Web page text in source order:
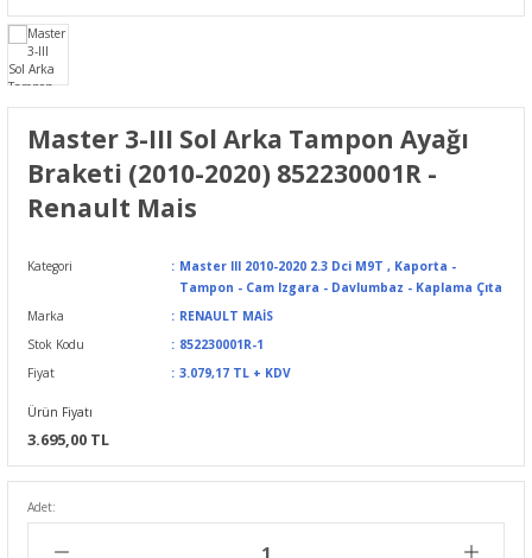
Master 3-III Sol Arka Tampon Ayağı
Braketi (2010-2020) 852230001R -
Renault Mais
Kategori Master III 2010-2020 2.3 Dci M9T , Kaporta -
Tampon - Cam Izgara - Davlumbaz - Kaplama Çıta
Marka
RENAULT MAİS
Stok Kodu
852230001R-1
Fiyat
3.079,17 TL + KDV
Ürün Fiyatı
3.695,00 TL
Adet: